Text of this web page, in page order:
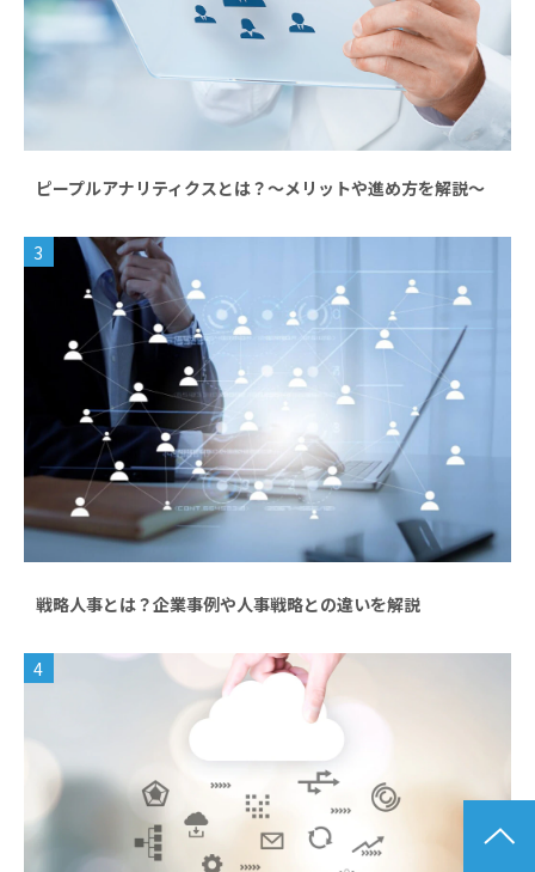
ピープルアナリティクスとは？～メリットや進め方を解説～
3
戦略人事とは？企業事例や人事戦略との違いを解説
4